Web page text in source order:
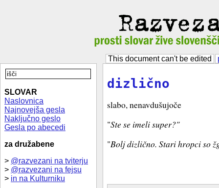
This document can't be edited
SLOVAR
Naslovnica
Najnovejša gesla
Naključno geslo
Gesla po abecedi
za družabene
> @razvezani na tviterju
> @razvezani na fejsu
> in na Kulturniku
dizlično
slabo, nenavdušujoče
"Ste se imeli super?"
"Bolj dizlično. Stari hropci so